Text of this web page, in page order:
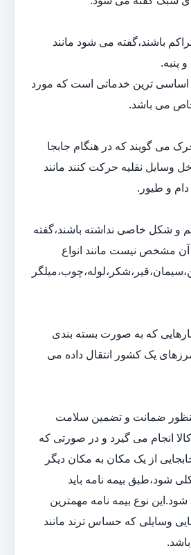
باشند،گفته می شود مانند
پنبه.
اساسی ترین خدماتی است که مورد
می باشد.
می گویند که در هنگام جابجا
وسایل نقلیه حرکت کنند مانند
دام و طیور.
و شکل خاصی نداشته باشند،گفته
مشخص نیست مانند انواع
که به صورت بسته بندی
یک کشور انتقال داده می
منظور ضمانت و تضمین سلامت
انجام می گیرد و در صورتی که
از یک مکان به مکان دیگر
شود،طبق بیمه نامه باید
نوع بیمه نامه مهمترین
وسایلی که حساس ترند مانند